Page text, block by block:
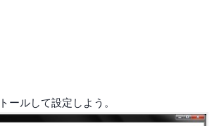
ールして設定しよう。